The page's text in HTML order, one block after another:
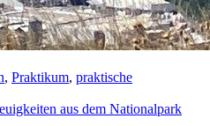
, Praktikum, praktische
aus dem Nationalpark